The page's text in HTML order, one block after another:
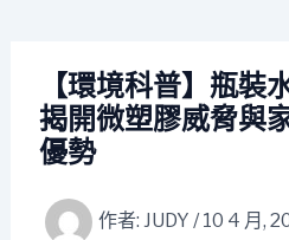
【環境科普】瓶裝
揭開微塑膠威脅與
優勢
作者: JUDY /10 4 月,